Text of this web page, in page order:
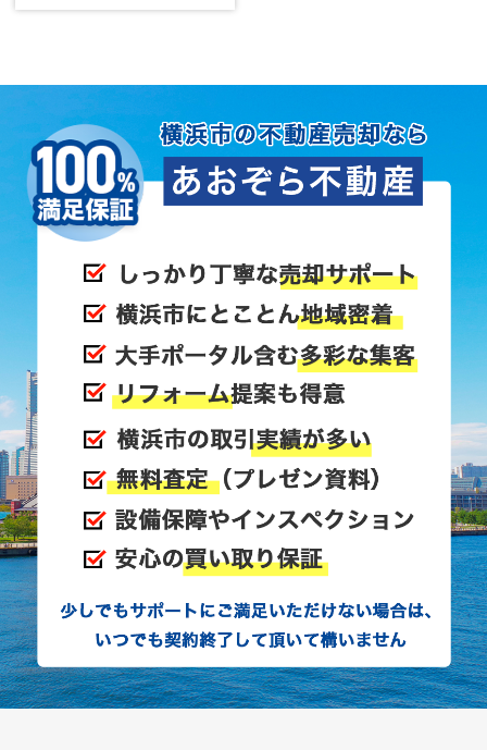
あおぞら不動産との出会いで状況が一変
実は、以前にあおぞら不動産の高倉さんにも査定を
お願いしていたことがありました。
その時の印象が良かったこともあり、大手との専任
媒介契約が切れたタイミングで、改めてあおぞら不
動産さんにお声がけしてみたんです。
高倉さんに相談してみると、私の状況や不安をしっ
かりと受け止めてくださいました。
遠方にいる私の立場を理解して、「こういう進め方
はいかがでしょうか」と具体的な提案をしていただ
けたので、安心してお任せすることができました。